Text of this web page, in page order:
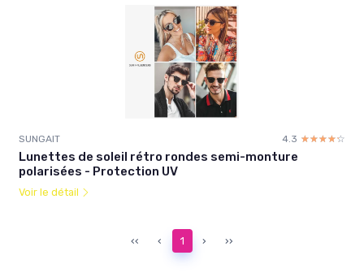
SUNGAIT 4.3 ☆☆☆☆☆
★★★★★
Lunettes de soleil rétro rondes semi-monture
polarisées - Protection UV
Voir le détail
‹‹ ‹ 1 › ››